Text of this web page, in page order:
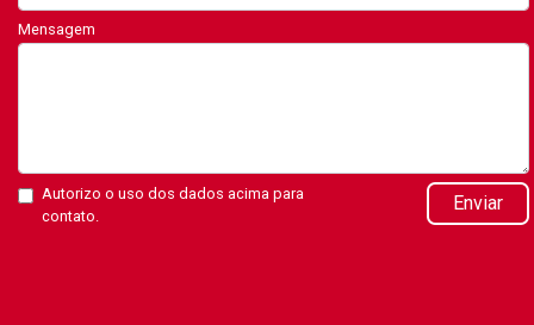
Mensagem
Autorizo o uso dos dados acima para
contato.
Enviar